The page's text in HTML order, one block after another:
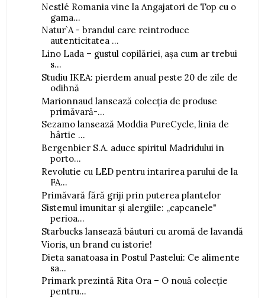
Nestlé Romania vine la Angajatori de Top cu o
gama...
Natur`A - brandul care reintroduce
autenticitatea ...
Lino Lada – gustul copilăriei, așa cum ar trebui
s...
Studiu IKEA: pierdem anual peste 20 de zile de
odihnă
Marionnaud lansează colecția de produse
primăvară-...
Sezamo lansează Moddia PureCycle, linia de
hârtie ...
Bergenbier S.A. aduce spiritul Madridului in
porto...
Revolutie cu LED pentru intarirea parului de la
FA...
Primăvară fără griji prin puterea plantelor
Sistemul imunitar și alergiile: „capcanele"
perioa...
Starbucks lansează băuturi cu aromă de lavandă
Vioris, un brand cu istorie!
Dieta sanatoasa in Postul Pastelui: Ce alimente
sa...
Primark prezintă Rita Ora – O nouă colecție
pentru...